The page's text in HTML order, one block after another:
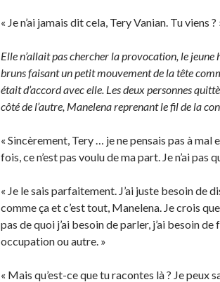
« Je n’ai jamais dit cela, Tery Vanian. Tu viens ?
Elle n’allait pas chercher la provocation, le jeune
bruns faisant un petit mouvement de la tête
était d’accord avec elle. Les deux personnes
côté de l’autre, Manelena reprenant le fil de la
« Sincèrement, Tery … je ne pensais pas à mal
fois, ce n’est pas voulu de ma part. Je n’ai pas
« Je le sais parfaitement. J’ai juste besoin de
comme ça et c’est tout, Manelena. Je crois
pas de quoi j’ai besoin de parler, j’ai besoin
occupation ou autre. »
« Mais qu’est-ce que tu racontes là ? Je peux